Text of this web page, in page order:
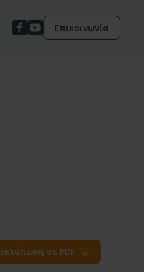
Επικοινωνία
Εκτύπωση σε PDF